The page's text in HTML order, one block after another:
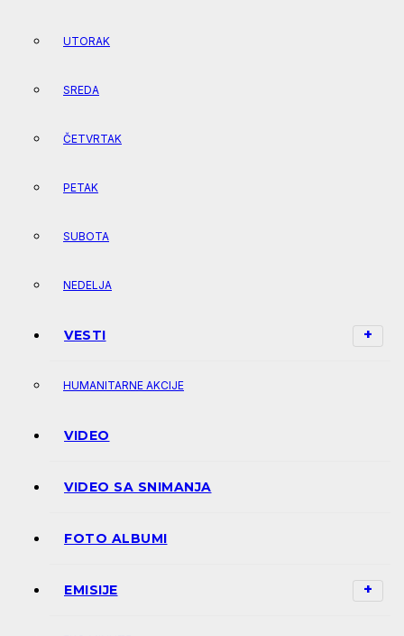
UTORAK
SREDA
ČETVRTAK
PETAK
SUBOTA
NEDELJA
VESTI
HUMANITARNE AKCIJE
VIDEO
VIDEO SA SNIMANJA
FOTO ALBUMI
EMISIJE